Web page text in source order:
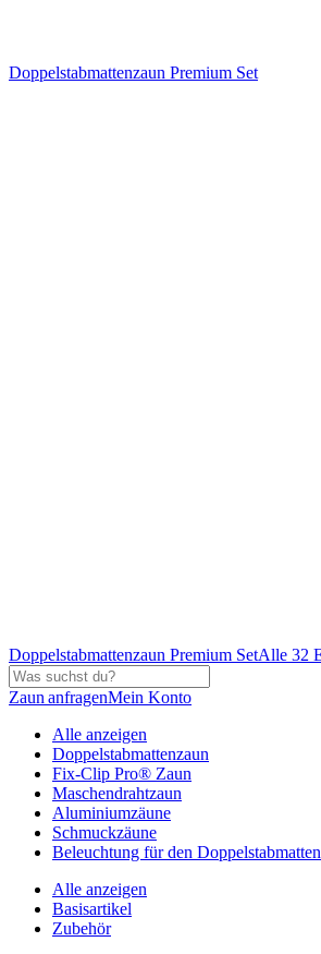
Doppelstabmattenzaun Premium Set
Doppelstabmattenzaun Premium SetAlle 32
Zaun anfragenMein Konto
Alle anzeigen
Doppelstabmattenzaun
Fix-Clip Pro® Zaun
Maschendrahtzaun
Aluminiumzäune
Schmuckzäune
Beleuchtung für den
Alle anzeigen
Basisartikel
Zubehör